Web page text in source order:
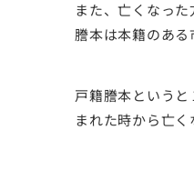
また、亡くなっ
謄本は本籍のある
戸籍謄本という
まれた時から亡